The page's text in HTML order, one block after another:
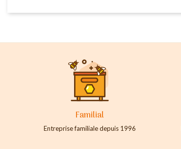
Familial
Entreprise familiale depuis 1996